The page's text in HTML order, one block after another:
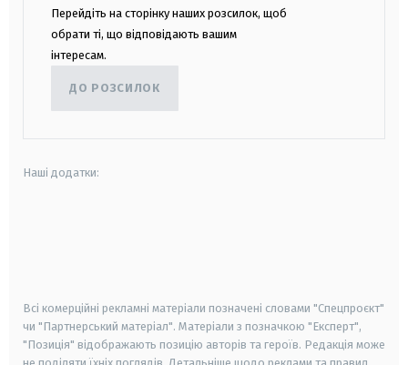
Перейдіть на сторінку наших розсилок, щоб
обрати ті, що відповідають вашим
інтересам.
ДО РОЗСИЛОК
Наші додатки:
Всі комерційні рекламні матеріали позначені словами "Спецпроєкт"
чи "Партнерський матеріал". Матеріали з позначкою "Експерт",
"Позиція" відображають позицію авторів та героїв. Редакція може